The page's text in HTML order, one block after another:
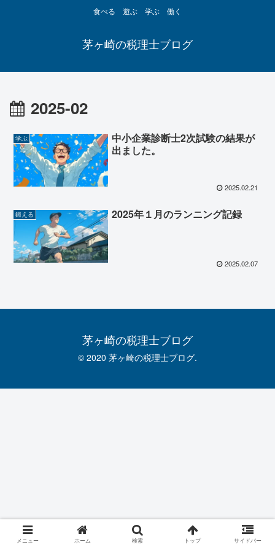
食べる 遊ぶ 学ぶ 働く
茅ヶ崎の税理士ブログ
2025-02
学ぶ
中小企業診断士2次試験の結果が
出ました。
2025.02.21
鍛える 2025年１月のランニング記録
2025.02.07
茅ヶ崎の税理士ブログ
© 2020 茅ヶ崎の税理士ブログ.
メニュー ホーム 検索 トップ サイドバー